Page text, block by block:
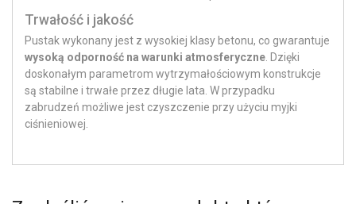
Trwałość i jakość
Pustak wykonany jest z wysokiej klasy betonu, co gwarantuje
wysoką odporność na warunki atmosferyczne . Dzięki
doskonałym parametrom wytrzymałościowym konstrukcje
są stabilne i trwałe przez długie lata. W przypadku
zabrudzeń możliwe jest czyszczenie przy użyciu myjki
ciśnieniowej.